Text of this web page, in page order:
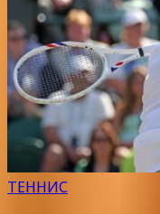
ТЕННИС